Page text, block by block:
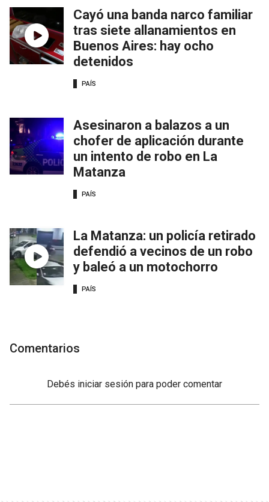
Cayó una banda narco familiar
tras siete allanamientos en
Buenos Aires: hay ocho
detenidos
PAÍS
Asesinaron a balazos a un
chofer de aplicación durante
un intento de robo en La
Matanza
PAÍS
La Matanza: un policía retirado
defendió a vecinos de un robo
y baleó a un motochorro
PAÍS
Comentarios
Debés iniciar sesión para poder comentar